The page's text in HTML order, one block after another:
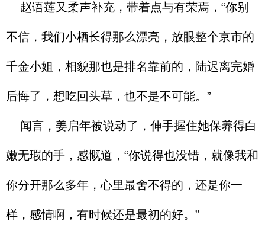
赵语莲又柔声补充，带着点与有荣焉，“你别
不信，我们小栖长得那么漂亮，放眼整个京市的
千金小姐，相貌那也是排名靠前的，陆迟离完婚
后悔了，想吃回头草，也不是不可能。”
闻言，姜启年被说动了，伸手握住她保养得白
嫩无瑕的手，感慨道，“你说得也没错，就像我和
你分开那么多年，心里最舍不得的，还是你一
样，感情啊，有时候还是最初的好。”